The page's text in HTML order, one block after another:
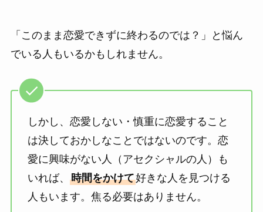
「このまま恋愛できずに終わるのでは？」と悩ん
でいる人もいるかもしれません。
しかし、恋愛しない・慎重に恋愛すること
は決しておかしなことではないのです。恋
愛に興味がない人（アセクシャルの人）も
いれば、 時間をかけて好きな人を見つける
人もいます。焦る必要はありません。